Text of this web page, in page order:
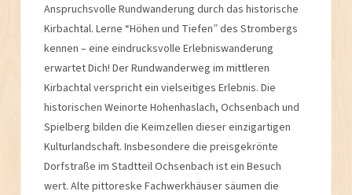
Anspruchsvolle Rundwanderung durch das historische
Kirbachtal. Lerne “Höhen und Tiefen” des Strombergs
kennen – eine eindrucksvolle Erlebniswanderung
erwartet Dich! Der Rundwanderweg im mittleren
Kirbachtal verspricht ein vielseitiges Erlebnis. Die
historischen Weinorte Hohenhaslach, Ochsenbach und
Spielberg bilden die Keimzellen dieser einzigartigen
Kulturlandschaft. Insbesondere die preisgekrönte
Dorfstraße im Stadtteil Ochsenbach ist ein Besuch
wert. Alte pittoreske Fachwerkhäuser säumen die